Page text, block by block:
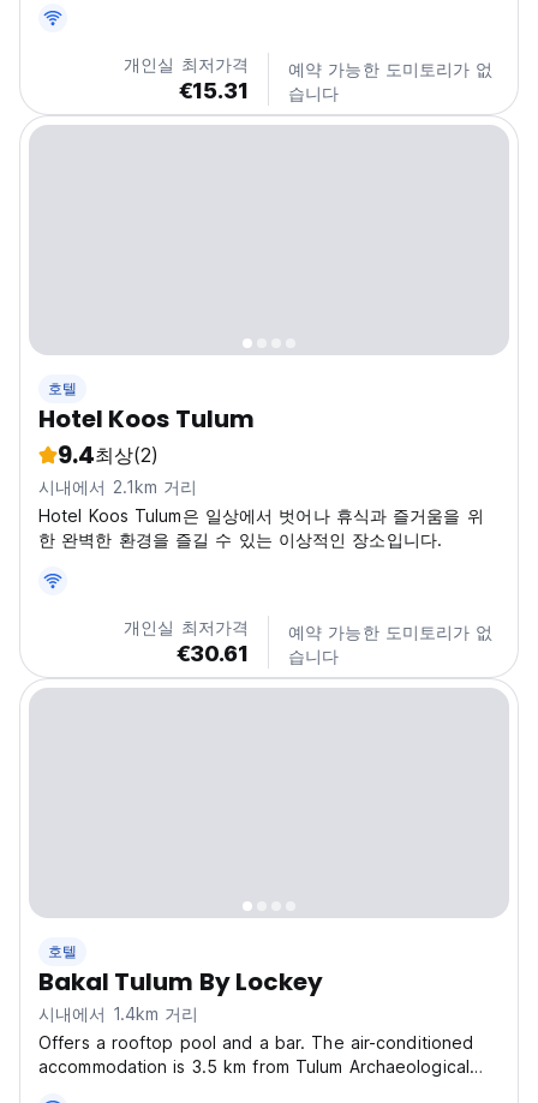
개인실 최저가격
€15.31
예약 가능한 도미토리가 없
습니다
호텔
Hotel Koos Tulum
9.4최상(2)
시내에서 2.1km 거리
Hotel Koos Tulum은 일상에서 벗어나 휴식과 즐거움을 위
한 완벽한 환경을 즐길 수 있는 이상적인 장소입니다.
개인실 최저가격
€30.61
예약 가능한 도미토리가 없
습니다
호텔
Bakal Tulum By Lockey
시내에서 1.4km 거리
Offers a rooftop pool and a bar. The air-conditioned
accommodation is 3.5 km from Tulum Archaeological